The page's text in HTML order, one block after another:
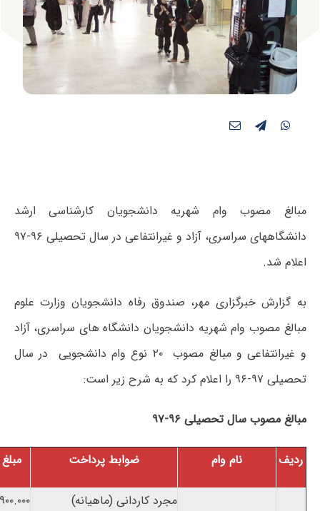
مبالغ مصوب وام شهریه دانشجویان کارشناسی ارشد
دانشگاه‎های سراسری، آزاد و غیرانتفاعی در سال تحصیلی ۹۶-۹۷
اعلام شد.
به گزارش خبرگزاری مهر، صندوق رفاه دانشجویان وزارت علوم
مبالغ مصوب وام شهریه دانشجویان دانشگاه های سراسری، آزاد
و غیرانتفاعی و مبالغ مصوب ۲۰ نوع وام دانشجویی در سال
تحصیلی ۹۷-۹۶ را اعلام کرد که به شرح زیر است:
مبالغ مصوب سال تحصیلی ۹۶-۹۷
ردیف نام وام ضوابط پرداخت
مجرد کاردانی (ماهیانه)